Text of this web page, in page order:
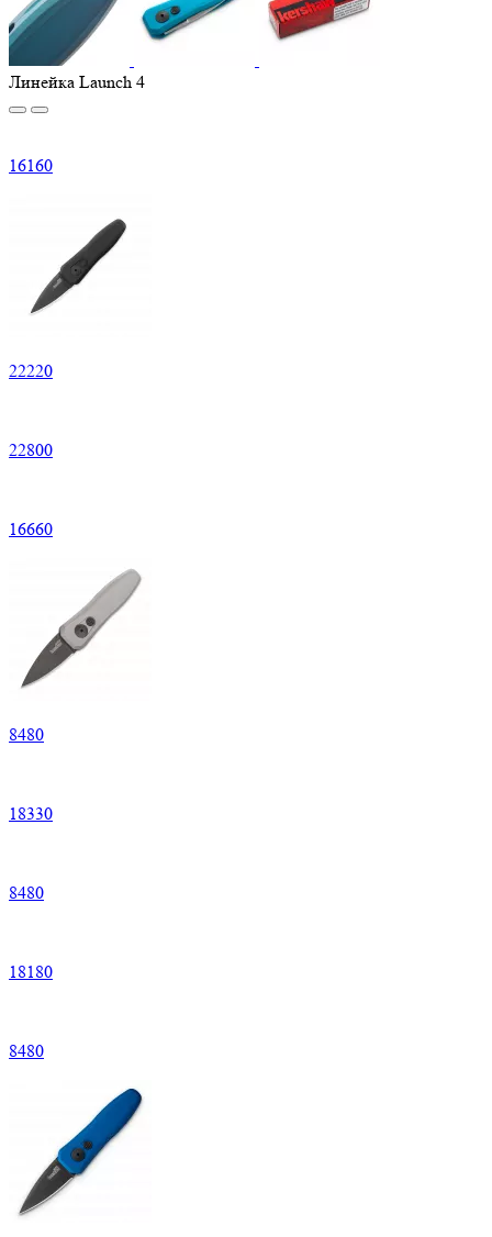
Линейка Launch 4
16160
22220
22800
16660
8480
18330
8480
18180
8480